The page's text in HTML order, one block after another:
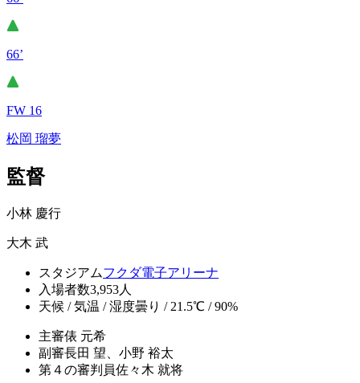
66’
FW 16
松岡 瑠夢
監督
小林 慶行
大木 武
スタジアムフクダ電子アリーナ
入場者数3,953人
天候 / 気温 / 湿度曇り / 21.5℃ / 90%
主審俵 元希
副審長田 望、小野 裕太
第４の審判員佐々木 就将